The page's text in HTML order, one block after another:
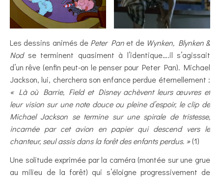
Les dessins animés de Peter Panet de Wynken, Blynken &
Nodse terminent quasiment à l’identique….il s’agissait
d’un rêve (enfin peut-on le penser pour Peter Pan). Michael
Jackson, lui, cherchera son enfance perdue éternellement :
« Là où Barrie, Field et Disney achèvent leurs œuvres et
leur vision sur une note douce ou pleine d’espoir, le clip de
Michael Jackson se termine sur une spirale de tristesse,
incarnée par cet avion en papier qui descend vers le
chanteur, seul assis dans la forêt des enfants perdus. »(1)
Une solitude exprimée par la caméra (montée sur une grue
au milieu de la forêt) qui s’éloigne progressivement de